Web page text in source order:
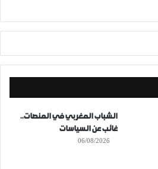
الشباب المغربي في المنصات..
غائب عن السياسات
06/08/2026